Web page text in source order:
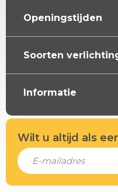
Openingstijden
Soorten
Informatie
Wilt u altijd als